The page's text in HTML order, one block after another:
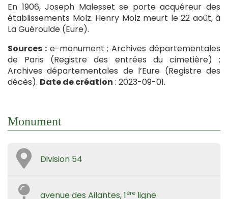
En 1906, Joseph Malesset se porte acquéreur des
établissements Molz. Henry Molz meurt le 22 août, à
La Guéroulde (Eure).
Sources :e-monument ; Archives départementales
de Paris (Registre des entrées du cimetière) ;
Archives départementales de l’Eure (Registre des
décès). Date de création : 2023-09-01.
Monument
Division 54
avenue des Ailantes, 1ère ligne